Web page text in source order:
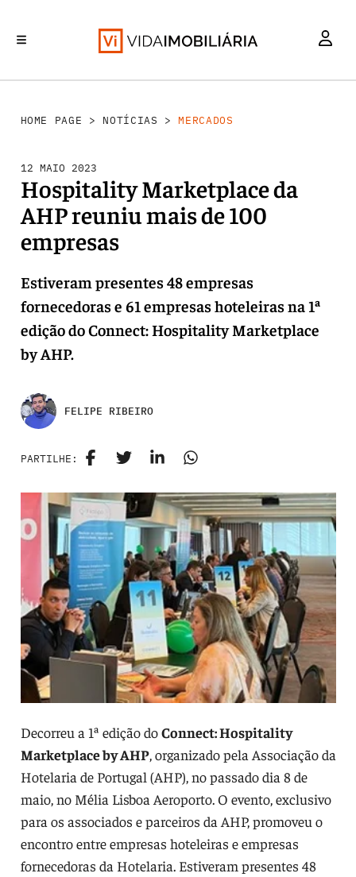
HOME PAGE > NOTÍCIAS >MERCADOS
12 MAIO 2023
Hospitality Marketplace da
AHP reuniu mais de 100
empresas
Estiveram presentes 48 empresas
fornecedoras e 61 empresas hoteleiras na 1ª
edição do Connect: Hospitality Marketplace
by AHP.
FELIPE RIBEIRO
PARTILHE:
Decorreu a 1ª edição doConnect: Hospitality
Marketplace by AHP, organizado pela Associação da
Hotelaria de Portugal (AHP), no passado dia 8 de
maio, no Mélia Lisboa Aeroporto. O evento, exclusivo
para os associados e parceiros da AHP, promoveu o
encontro entre empresas hoteleiras e empresas
fornecedoras da Hotelaria. Estiveram presentes 48